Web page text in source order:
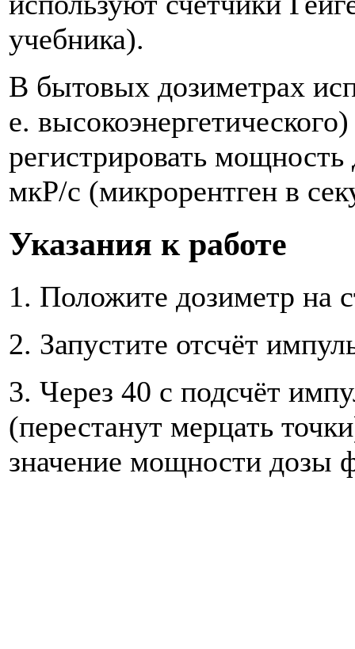
учебника).
В бытовых дозиметрах
е.
регистрировать
мкР/с (микрорентген в
Указания к работе
1. Положите дозиметр на
2. Запустите отсчёт
3. Через 40 с подсчёт
(перестанут мерцать
значение мощности дозы